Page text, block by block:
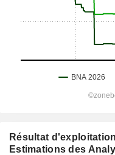
Résultat
Estimations des